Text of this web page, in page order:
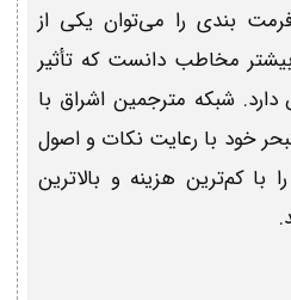
بندی را می‌توان یکی از
مخاطب دانست که تأثیر
شبکه مترجمین اشراق با
خود با رعایت نکات و اصول
کم‌ترین هزینه و بالاترین